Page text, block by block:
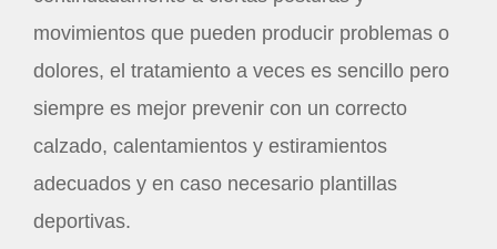
movimientos que pueden producir problemas o
dolores, el tratamiento a veces es sencillo pero
siempre es mejor prevenir con un correcto
calzado, calentamientos y estiramientos
adecuados y en caso necesario plantillas
deportivas.